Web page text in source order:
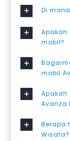
Di
mobil?
mobil
Apakah
Avanza
Berapa
Wisata?